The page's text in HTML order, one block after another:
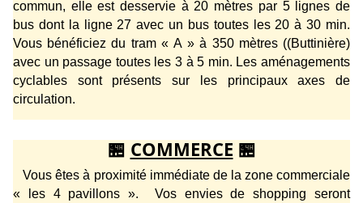
commun, elle est desservie à 20 mètres par 5 lignes de
bus dont la ligne 27 avec un bus toutes les 20 à 30 min.
Vous bénéficiez du tram « A » à 350 mètres ((Buttinière)
avec un passage toutes les 3 à 5 min. Les aménagements
cyclables sont présents sur les principaux axes de
circulation.
🏪 COMMERCE 🏪
Vous êtes à proximité immédiate de la zone commerciale
« les 4 pavillons ». Vos envies de shopping seront